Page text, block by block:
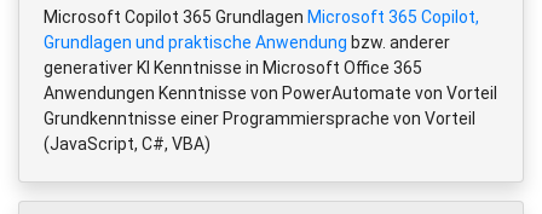
Microsoft Copilot 365 Grundlagen Microsoft 365 Copilot,
Grundlagen und praktische Anwendung bzw. anderer
generativer KI Kenntnisse in Microsoft Office 365
Anwendungen Kenntnisse von PowerAutomate von Vorteil
Grundkenntnisse einer Programmiersprache von Vorteil
(JavaScript, C#, VBA)